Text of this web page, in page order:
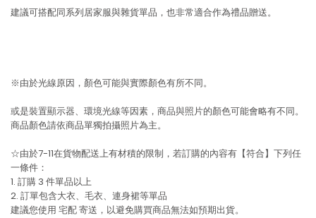
建議可搭配同系列居家服與雜貨單品，也非常適合作為禮品贈送。
※由於光線原因，顏色可能與實際顏色有所不同。
或是裝置顯示器、環境光線等因素，商品與照片的顏色可能會略有不同。
商品顏色請依商品單獨拍攝照片為主。
☆由於7-11在貨物配送上有材積的限制，若訂購的內容有【符合】下列任
一條件：
1. 訂購 3 件單品以上
2. 訂單包含大衣、毛衣、連身裙等單品
建議您使用 宅配寄送，以避免購買商品無法如預期出貨。